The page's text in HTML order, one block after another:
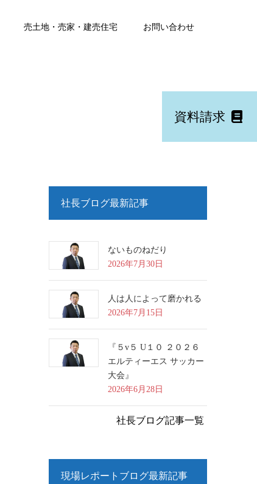
売土地・売家・建売住宅 お問い合わせ
社長ブログ最新記事
ないものねだり
2026年7月30日
人は人によって磨かれる
2026年7月15日
『５v５ U１０ ２０２６
エルティーエス サッカー
大会』
2026年6月28日
社長ブログ記事一覧
現場レポートブログ最新記事
資料請求